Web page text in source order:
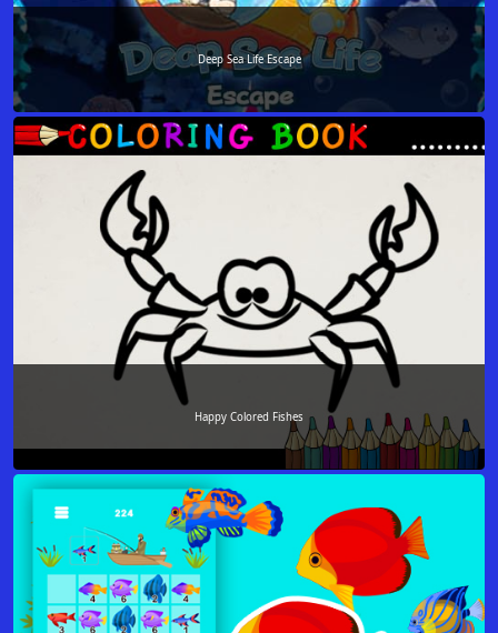
Deep Sea Life Escape
Happy Colored Fishes